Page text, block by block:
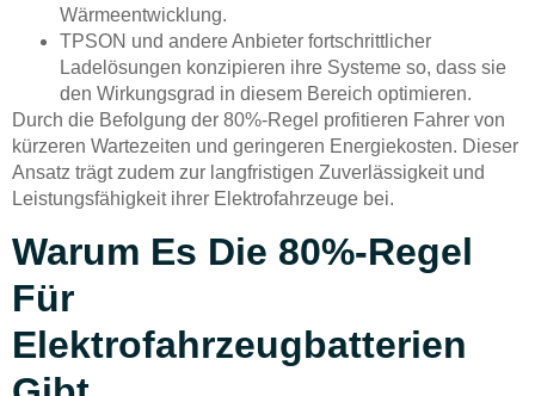
Wärmeentwicklung.
TPSON und andere Anbieter fortschrittlicher
Ladelösungen konzipieren ihre Systeme so, dass sie
den Wirkungsgrad in diesem Bereich optimieren.
Durch die Befolgung der 80%-Regel profitieren Fahrer von
kürzeren Wartezeiten und geringeren Energiekosten. Dieser
Ansatz trägt zudem zur langfristigen Zuverlässigkeit und
Leistungsfähigkeit ihrer Elektrofahrzeuge bei.
Warum Es Die 80%-Regel
Für
Elektrofahrzeugbatterien